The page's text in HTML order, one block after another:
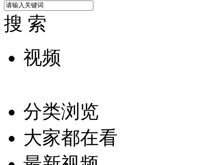
搜 索
视频
分类浏览
大家都在看